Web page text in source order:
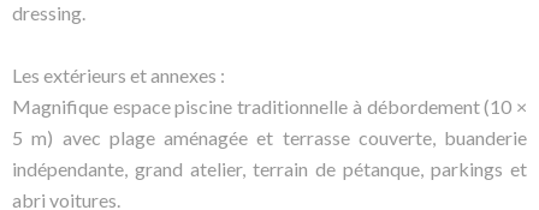
dressing.
Les extérieurs et annexes :
Magnifique espace piscine traditionnelle à débordement (10 ×
5 m) avec plage aménagée et terrasse couverte, buanderie
indépendante, grand atelier, terrain de pétanque, parkings et
abri voitures.